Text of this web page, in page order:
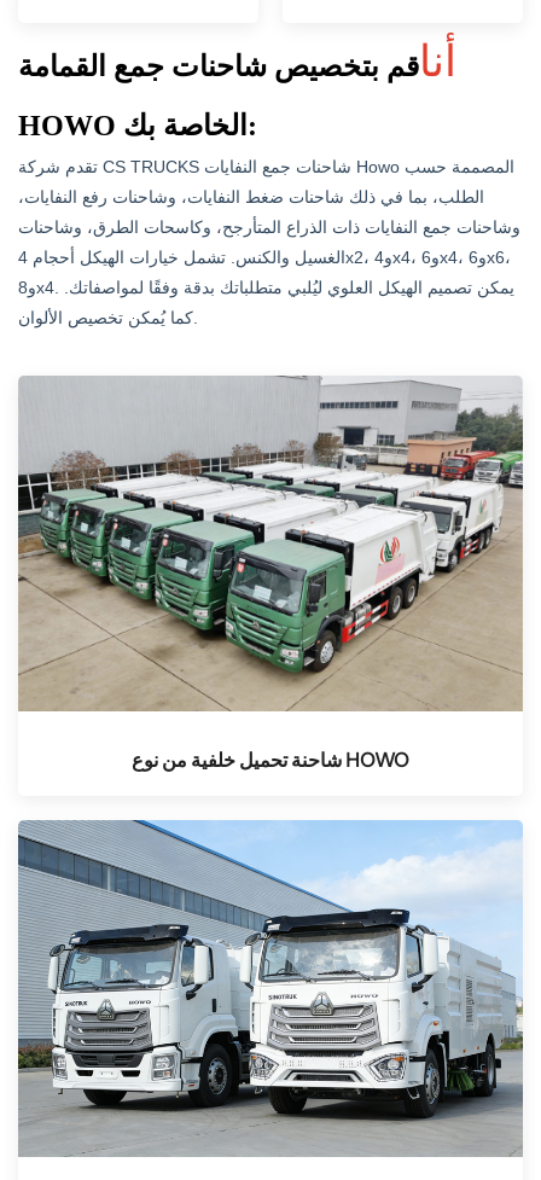
أناقم بتخصيص شاحنات جمع القمامة
HOWO الخاصة بك:
تقدم شركة CS TRUCKS شاحنات جمع النفايات Howo المصممة حسب
الطلب، بما في ذلك شاحنات ضغط النفايات، وشاحنات رفع النفايات،
وشاحنات جمع النفايات ذات الذراع المتأرجح، وكاسحات الطرق، وشاحنات
الغسيل والكنس. تشمل خيارات الهيكل أحجام 4x2، و4x4، و6x4، و6x6،
و8x4. يمكن تصميم الهيكل العلوي ليُلبي متطلباتك بدقة وفقًا لمواصفاتك.
شاحنة تحميل خلفية من نوع HOWO